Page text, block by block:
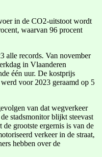
in de CO2-uitstoot wordt
waarvan 96 procent
alle records. Van november
in Vlaanderen
één uur. De kostprijs
voor 2023 geraamd op 5
van dat wegverkeer
stadsmonitor blijkt steevast
de grootste ergernis is van de
verkeer in de straat,
hebben over de